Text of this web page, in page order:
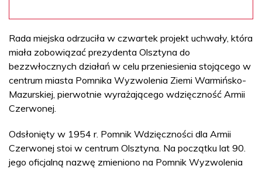
Rada miejska odrzuciła w czwartek projekt uchwały, która
miała zobowiązać prezydenta Olsztyna do
bezzwłocznych działań w celu przeniesienia stojącego w
centrum miasta Pomnika Wyzwolenia Ziemi Warmińsko-
Mazurskiej, pierwotnie wyrażającego wdzięczność Armii
Czerwonej.
Odsłonięty w 1954 r. Pomnik Wdzięczności dla Armii
Czerwonej stoi w centrum Olsztyna. Na początku lat 90.
jego oficjalną nazwę zmieniono na Pomnik Wyzwolenia